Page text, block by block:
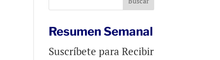
Resumen Semanal
Suscríbete para Recibir